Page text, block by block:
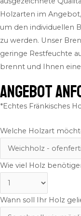
Holzarten im
um den individuellen
zu werden. Unser
geringe Restfeuchte
brennt und Ihnen
ANGEBOT
*Echtes Fränkisches
Welche Holzart
Wie viel Holz
Wann soll Ihr Holz